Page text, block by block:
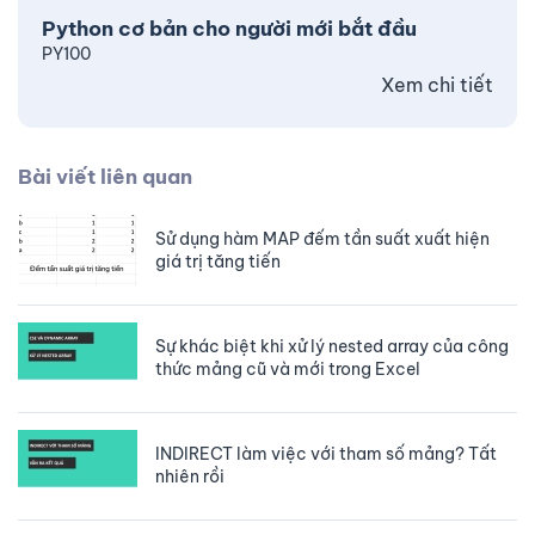
Python cơ bản cho người mới bắt đầu
PY100
Xem chi tiết
Bài viết liên quan
Sử dụng hàm MAP đếm tần suất xuất hiện
giá trị tăng tiến
Sự khác biệt khi xử lý nested array của công
thức mảng cũ và mới trong Excel
INDIRECT làm việc với tham số mảng? Tất
nhiên rồi